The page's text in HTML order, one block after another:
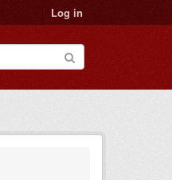
Log in